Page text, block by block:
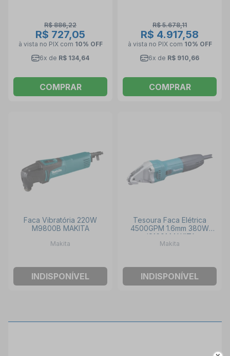
R$ 886,22
R$ 727,05
à vista no PIX com 10% OFF
6x de R$ 134,64
COMPRAR
R$ 5.678,11
R$ 4.917,58
à vista no PIX com 10% OFF
6x de R$ 910,66
COMPRAR
Faca Vibratória 220W
M9800B MAKITA
Makita
INDISPONÍVEL
Tesoura Faca Elétrica
4500GPM 1.6mm 380W
JS1601 MAKITA
Makita
INDISPONÍVEL